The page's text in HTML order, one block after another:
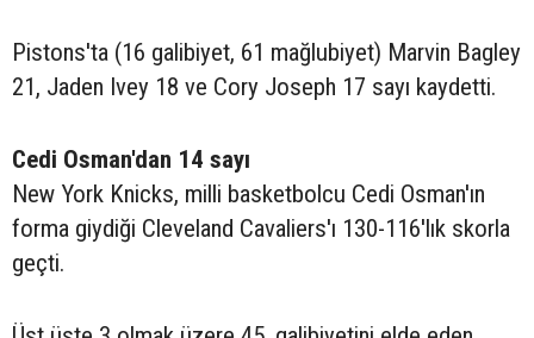
Pistons'ta (16 galibiyet, 61 mağlubiyet) Marvin Bagley
21, Jaden Ivey 18 ve Cory Joseph 17 sayı kaydetti.
Cedi Osman'dan 14 sayı
New York Knicks, milli basketbolcu Cedi Osman'ın
forma giydiği Cleveland Cavaliers'ı 130-116'lık skorla
geçti.